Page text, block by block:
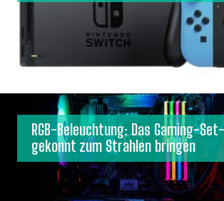
RGB-Beleuchtung: Das Gaming-
gekonnt zum Strahlen bringen